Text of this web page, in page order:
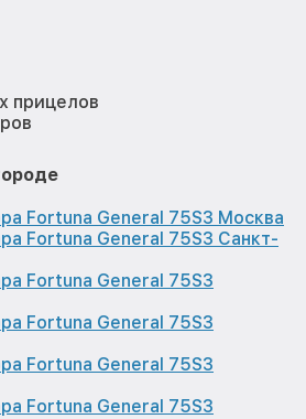
прицелов
Fortuna General 75S3 Москва
Fortuna General 75S3 Санкт-
Fortuna General 75S3
Fortuna General 75S3
Fortuna General 75S3
Fortuna General 75S3